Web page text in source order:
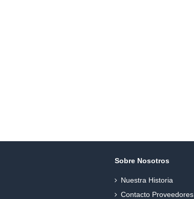
Sobre Nosotros
Nuestra Historia
Contacto Proveedores